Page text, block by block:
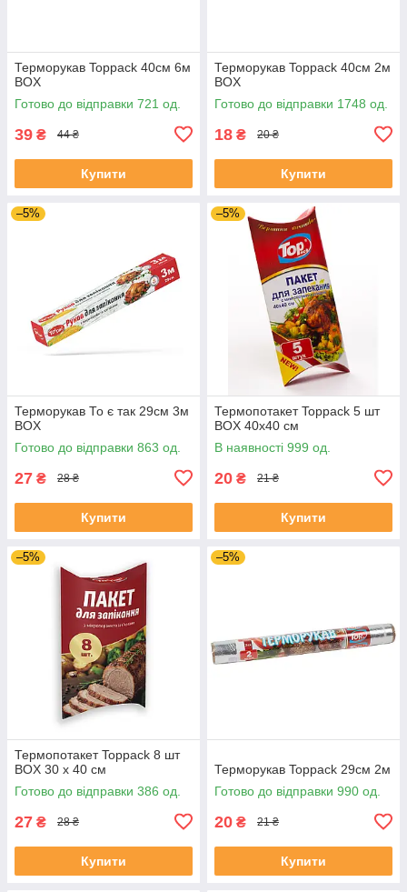
Терморукав Toppack 40см 6м
BOX
Готово до відправки 721 од.
39 ₴ 44 ₴
Купити
Терморукав Toppack 40см 2м
BOX
Готово до відправки 1748 од.
18 ₴ 20 ₴
Купити
–5%
Терморукав То є так 29см 3м
BOX
Готово до відправки 863 од.
27 ₴ 28 ₴
Купити
–5%
Термопотакет Toppack 5 шт
BOX 40х40 см
В наявності 999 од.
20 ₴ 21 ₴
Купити
–5%
Термопотакет Toppack 8 шт
BOX 30 х 40 см
Готово до відправки 386 од.
27 ₴ 28 ₴
Купити
–5%
Терморукав Toppack 29см 2м
Готово до відправки 990 од.
20 ₴ 21 ₴
Купити